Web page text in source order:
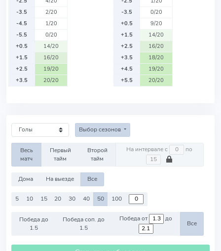
-3.5
2/20
-4.5
1/20
-5.5
0/20
+0.5
14/20
+1.5
16/20
+2.5
19/20
+3.5
20/20
-3.5
0/20
+0.5
9/20
+1.5
14/20
+2.5
16/20
+3.5
18/20
+4.5
19/20
+5.5
20/20
Выбор сезонов
Весь
матч
Первый
тайм
Второй
тайм
На интервале с по
Дома На выезде Все
5 10 15 20 30 40 50 100
Победа до
1.5
Победа соп. до
1.5
Победа от до
Все